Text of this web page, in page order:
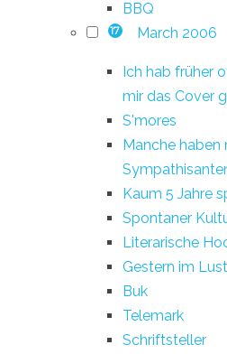
BBQ
17 March 2006
Ich hab früher
mir das Cover
S'mores
Manche haben
Kaum 5 Jahre
Spontaner
Literarische
Gestern im
Buk
Telemark
Schriftsteller